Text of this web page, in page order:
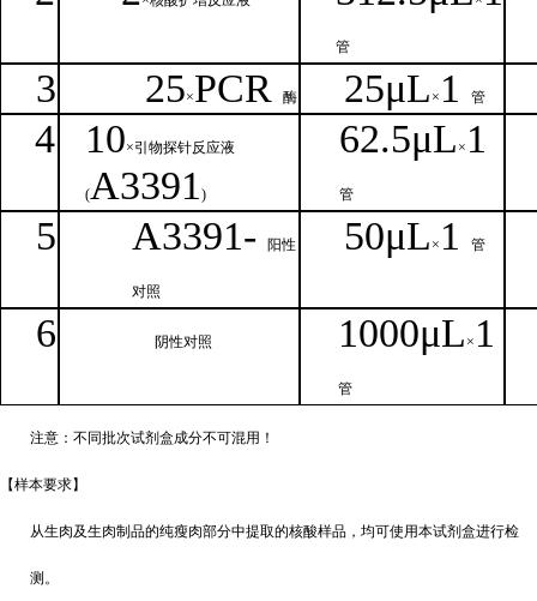
管
3 25×PCR 酶 25μL × 1 管
4 10×引物探针反应液
(A3391)
62.5μL × 1
管
5 A3391- 阳性
对照
50μL × 1管
6 阴性对照 1000μL × 1
管
注意：不同批次试剂盒成分不可混用！
【样本要求】
从生肉及生肉制品的纯瘦肉部分中提取的核酸样品，均可使用本试剂盒进行检
测。